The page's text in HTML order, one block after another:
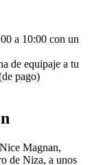
a 10:00 con un
de equipaje a tu
pago)
Magnan,
de Niza, a unos